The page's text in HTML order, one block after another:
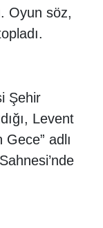
Oyun söz,
Şehir
Levent
adlı